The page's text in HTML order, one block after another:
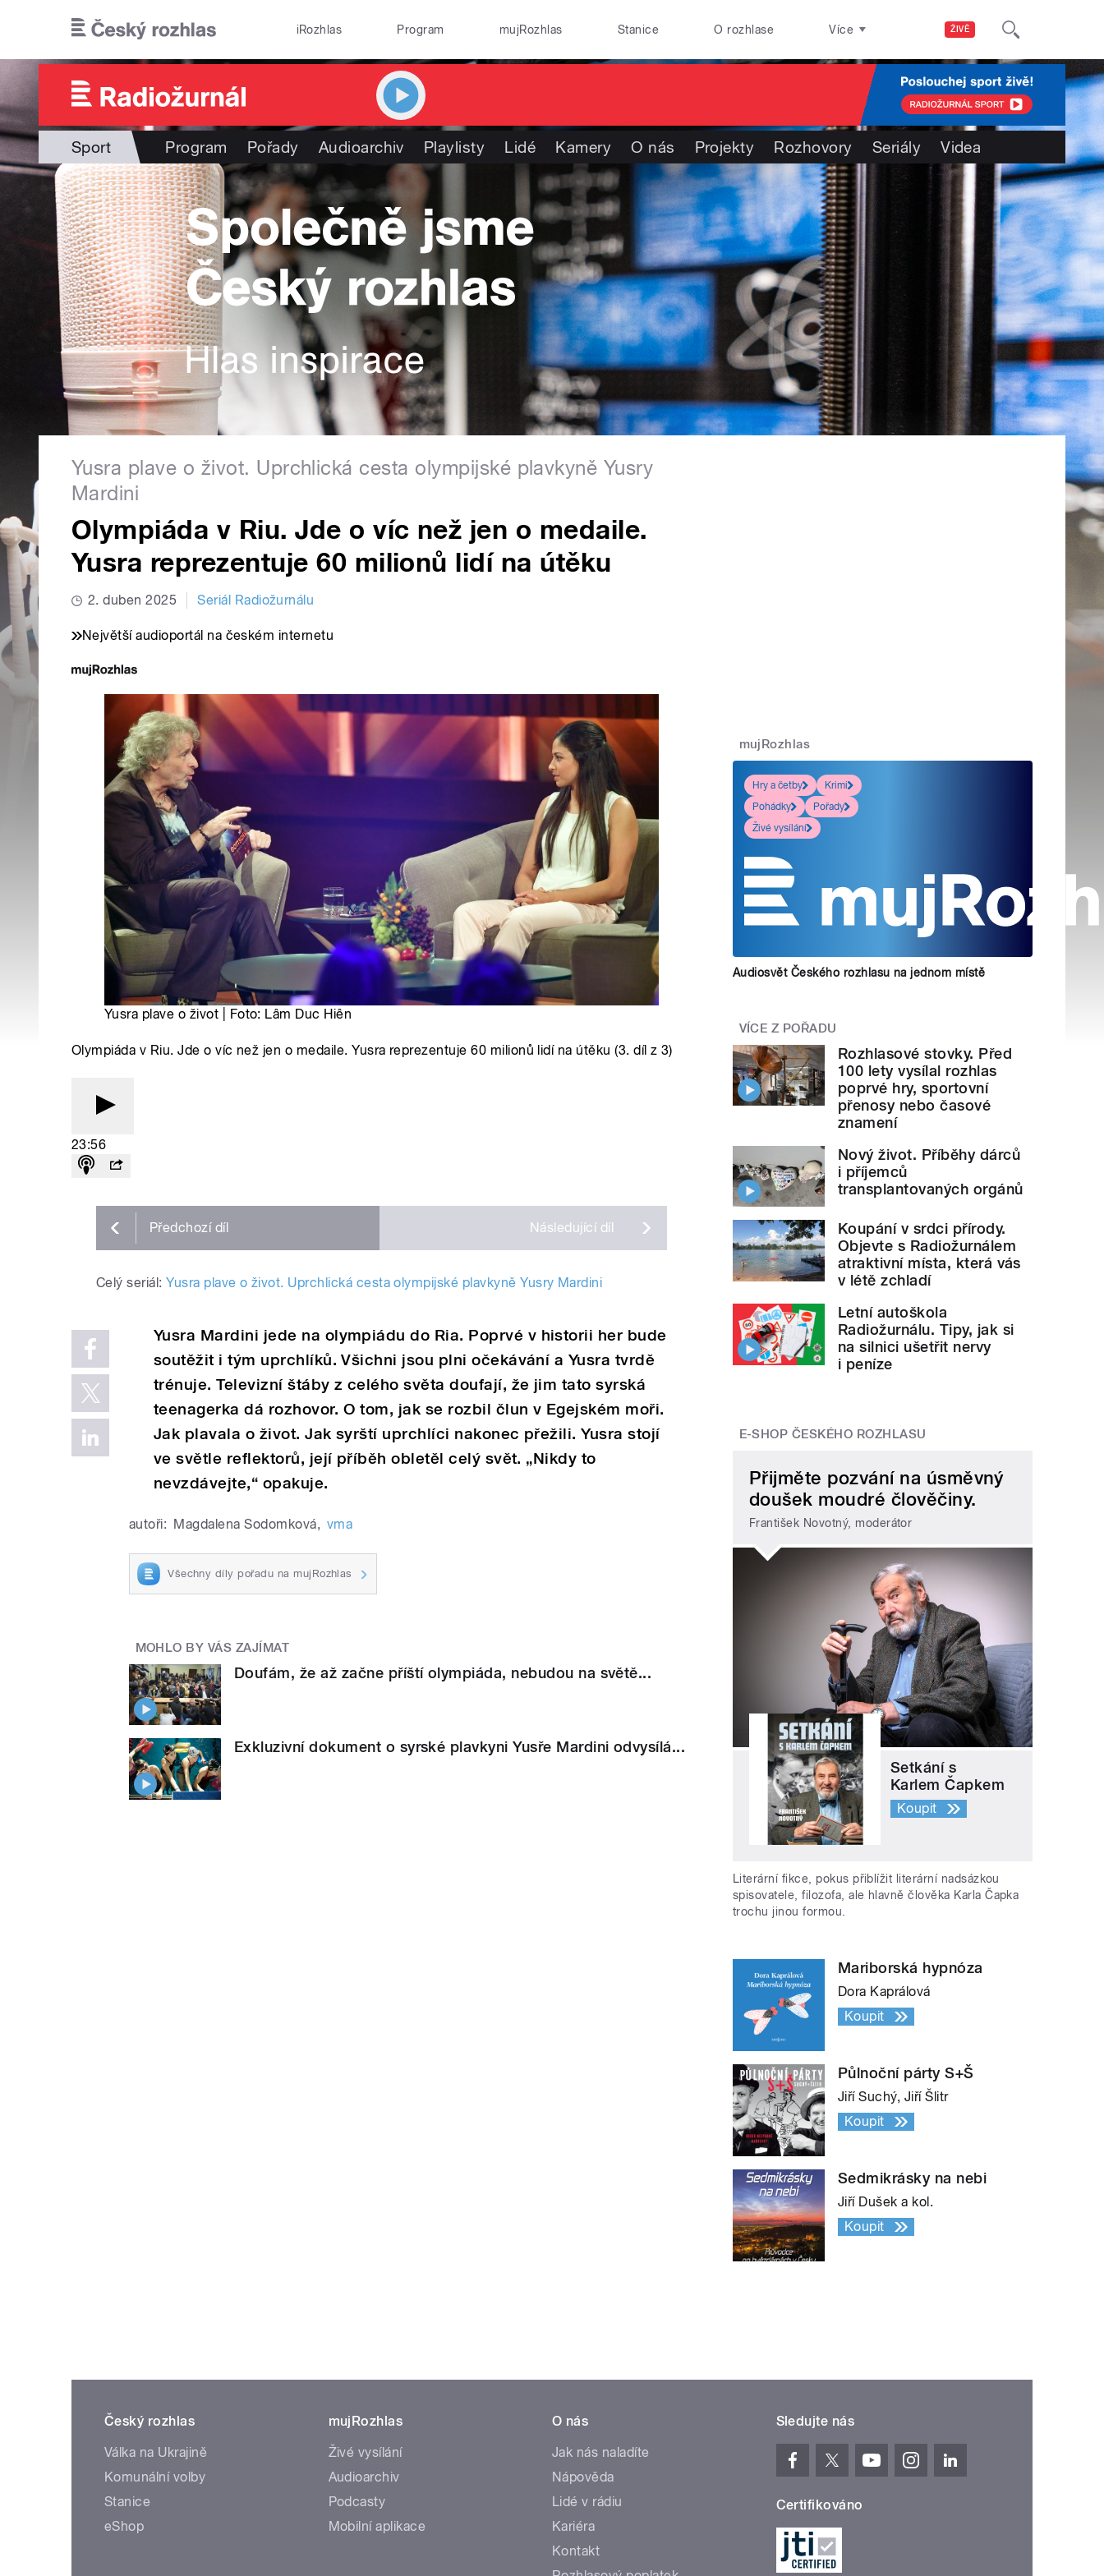
ŽIVĚ
iRozhlas Program mujRozhlas Stanice O rozhlase Více
Sport Program Pořady Audioarchiv Playlisty Lidé Kamery O nás Projekty Rozhovory Seriály Videa
Yusra plave o život. Uprchlická cesta olympijské plavkyně Yusry
Mardini
Olympiáda v Riu. Jde o víc než jen o medaile.
Yusra reprezentuje 60 milionů lidí na útěku
2. duben 2025 Seriál Radiožurnálu
Největší audioportál na českém internetu
Yusra plave o život | Foto: Lâm Duc Hiên
Olympiáda v Riu. Jde o víc než jen o medaile. Yusra reprezentuje 60 milionů lidí na útěku (3. díl z 3)
23:56
Předchozí díl Následující díl
Celý seriál: Yusra plave o život. Uprchlická cesta olympijské plavkyně Yusry Mardini
Yusra Mardini jede na olympiádu do Ria. Poprvé v historii her bude
soutěžit i tým uprchlíků. Všichni jsou plni očekávání a Yusra tvrdě
trénuje. Televizní štáby z celého světa doufají, že jim tato syrská
teenagerka dá rozhovor. O tom, jak se rozbil člun v Egejském moři.
Jak plavala o život. Jak syrští uprchlíci nakonec přežili. Yusra stojí
ve světle reflektorů, její příběh obletěl celý svět. „Nikdy to
nevzdávejte,“ opakuje.
autoři: Magdalena Sodomková, vma
Všechny díly pořadu na mujRozhlas
MOHLO BY VÁS ZAJÍMAT
Doufám, že až začne příští olympiáda, nebudou na světě...
Exkluzivní dokument o syrské plavkyni Yusře Mardini odvysílá...
mujRozhlas
Hry a četby
Krimi
Pohádky
Pořady
Živé vysílání
Audiosvět Českého rozhlasu na jednom místě
VÍCE Z POŘADU
Rozhlasové stovky. Před
100 lety vysílal rozhlas
poprvé hry, sportovní
přenosy nebo časové
znamení
Nový život. Příběhy dárců
i příjemců
transplantovaných orgánů
Koupání v srdci přírody.
Objevte s Radiožurnálem
atraktivní místa, která vás
v létě zchladí
Letní autoškola
Radiožurnálu. Tipy, jak si
na silnici ušetřit nervy
i peníze
E-SHOP ČESKÉHO ROZHLASU
Přijměte pozvání na úsměvný
doušek moudré člověčiny.
František Novotný, moderátor
Setkání s
Karlem Čapkem
Koupit
Literární fikce, pokus přiblížit literární nadsázkou
spisovatele, filozofa, ale hlavně člověka Karla Čapka
trochu jinou formou.
Mariborská hypnóza
Dora Kaprálová
Koupit
Půlnoční párty S+Š
Jiří Suchý, Jiří Šlitr
Koupit
Sedmikrásky na nebi
Jiří Dušek a kol.
Koupit
Český rozhlas
Válka na Ukrajině
Komunální volby
Stanice
eShop
mujRozhlas
Živé vysílání
Audioarchiv
Podcasty
Mobilní aplikace
O nás
Jak nás naladíte
Nápověda
Lidé v rádiu
Kariéra
Kontakt
Sledujte nás
Certifikováno